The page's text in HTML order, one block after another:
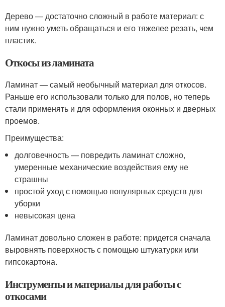
Дерево — достаточно сложный в работе материал: с
ним нужно уметь обращаться и его тяжелее резать, чем
пластик.
Откосы из ламината
Ламинат — самый необычный материал для откосов.
Раньше его использовали только для полов, но теперь
стали применять и для оформления оконных и дверных
проемов.
Преимущества:
долговечность — повредить ламинат сложно,
умеренные механические воздействия ему не
страшны
простой уход с помощью популярных средств для
уборки
невысокая цена
Ламинат довольно сложен в работе: придется сначала
выровнять поверхность с помощью штукатурки или
гипсокартона.
Инструменты и материалы для работы с
откосами